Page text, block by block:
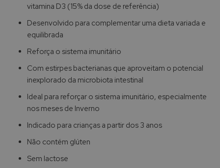
vitamina D3 (15% da dose de referência)
Desenvolvido para complementar uma dieta variada e
equilibrada
Reforça o sistema imunitário
Com estirpes bacterianas que aproveitam o potencial
inexplorado da microbiota intestinal
Ideal para reforçar o sistema imunitário, especialmente
nos meses de Inverno
Indicado para crianças a partir dos 3 anos
Não contém glúten
Sem lactose